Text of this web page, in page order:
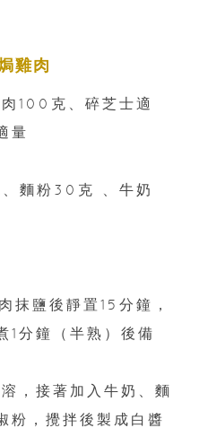
雞肉
100克、碎芝士適
量
麵粉30克 、牛奶
抹鹽後靜置15分鐘，
1分鐘（半熟）後備
，接著加入牛奶、麵
粉，攪拌後製成白醬